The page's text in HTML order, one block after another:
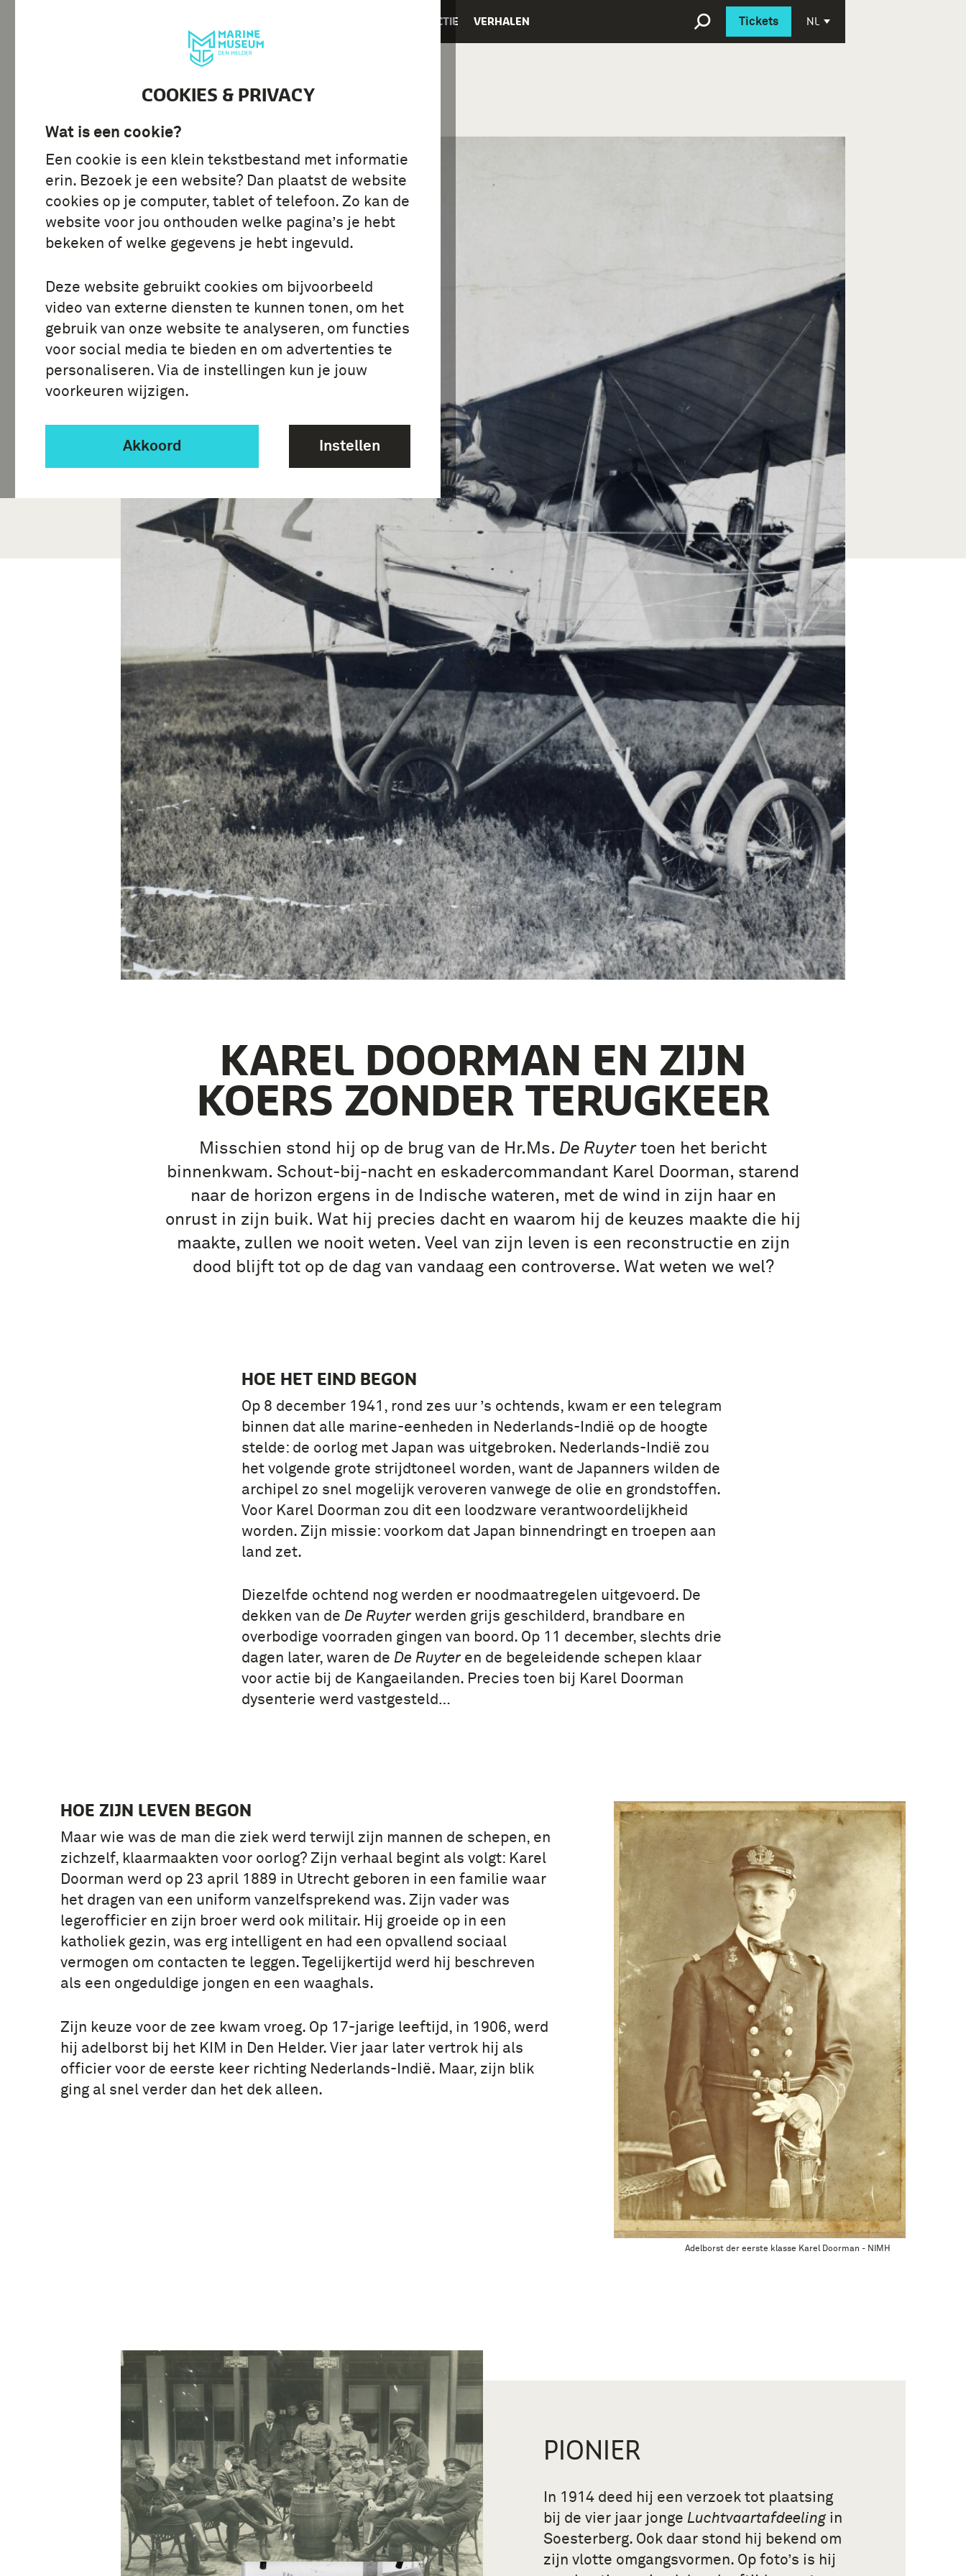
COOKIES & PRIVACY
Wat is een cookie?
Een cookie is een klein tekstbestand met informatie
erin. Bezoek je een website? Dan plaatst de website
cookies op je computer, tablet of telefoon. Zo kan de
website voor jou onthouden welke pagina’s je hebt
bekeken of welke gegevens je hebt ingevuld.
Deze website gebruikt cookies om bijvoorbeeld
video van externe diensten te kunnen tonen, om het
gebruik van onze website te analyseren, om functies
voor social media te bieden en om advertenties te
personaliseren. Via de instellingen kun je jouw
voorkeuren wijzigen.
Akkoord Instellen
COLLECTIE VERHALEN Tickets NL
Deutsch
KAREL DOORMAN EN ZIJN
KOERS ZONDER TERUGKEER
Misschien stond hij op de brug van de Hr.Ms. De Ruytertoen het bericht
binnenkwam. Schout-bij-nacht en eskadercommandant Karel Doorman, starend
naar de horizon ergens in de Indische wateren, met de wind in zijn haar en
onrust in zijn buik. Wat hij precies dacht en waarom hij de keuzes maakte die hij
maakte, zullen we nooit weten. Veel van zijn leven is een reconstructie en zijn
dood blijft tot op de dag van vandaag een controverse. Wat weten we wel?
HOE HET EIND BEGON
Op 8 december 1941, rond zes uur ’s ochtends, kwam er een telegram
binnen dat alle marine-eenheden in Nederlands-Indië op de hoogte
stelde: de oorlog met Japan was uitgebroken. Nederlands-Indië zou
het volgende grote strijdtoneel worden, want de Japanners wilden de
archipel zo snel mogelijk veroveren vanwege de olie en grondstoffen.
Voor Karel Doorman zou dit een loodzware verantwoordelijkheid
worden. Zijn missie: voorkom dat Japan binnendringt en troepen aan
land zet.
Diezelfde ochtend nog werden er noodmaatregelen uitgevoerd. De
dekken van de De Ruyterwerden grijs geschilderd, brandbare en
overbodige voorraden gingen van boord. Op 11 december, slechts drie
dagen later, waren de De Ruyteren de begeleidende schepen klaar
voor actie bij de Kangaeilanden. Precies toen bij Karel Doorman
dysenterie werd vastgesteld…
Adelborst der eerste klasse Karel Doorman - NIMH
HOE ZIJN LEVEN BEGON
Maar wie was de man die ziek werd terwijl zijn mannen de schepen, en
zichzelf, klaarmaakten voor oorlog? Zijn verhaal begint als volgt: Karel
Doorman werd op 23 april 1889 in Utrecht geboren in een familie waar
het dragen van een uniform vanzelfsprekend was. Zijn vader was
legerofficier en zijn broer werd ook militair. Hij groeide op in een
katholiek gezin, was erg intelligent en had een opvallend sociaal
vermogen om contacten te leggen. Tegelijkertijd werd hij beschreven
als een ongeduldige jongen en een waaghals.
Zijn keuze voor de zee kwam vroeg. Op 17-jarige leeftijd, in 1906, werd
hij adelborst bij het KIM in Den Helder. Vier jaar later vertrok hij als
officier voor de eerste keer richting Nederlands-Indië. Maar, zijn blik
ging al snel verder dan het dek alleen.
PIONIER
In 1914 deed hij een verzoek tot plaatsing
bij de vier jaar jonge Luchtvaartafdeeling in
Soesterberg. Ook daar stond hij bekend om
zijn vlotte omgangsvormen. Op foto’s is hij